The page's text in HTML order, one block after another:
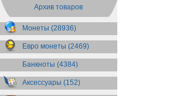
Босния и Герцеговина
Ботсвана
Бразилия(55)
Брит. Антарктические
территории(36)
Брит. Виргинские острова(47)
Брит. Восточная Африка
Брит. Западная Африка(25)
Брит. Ост-Индийская компания
(11)
Архив товаров
Монеты (28936)
Евро монеты (2469)
Банкноты (4384)
Аксессуары (152)